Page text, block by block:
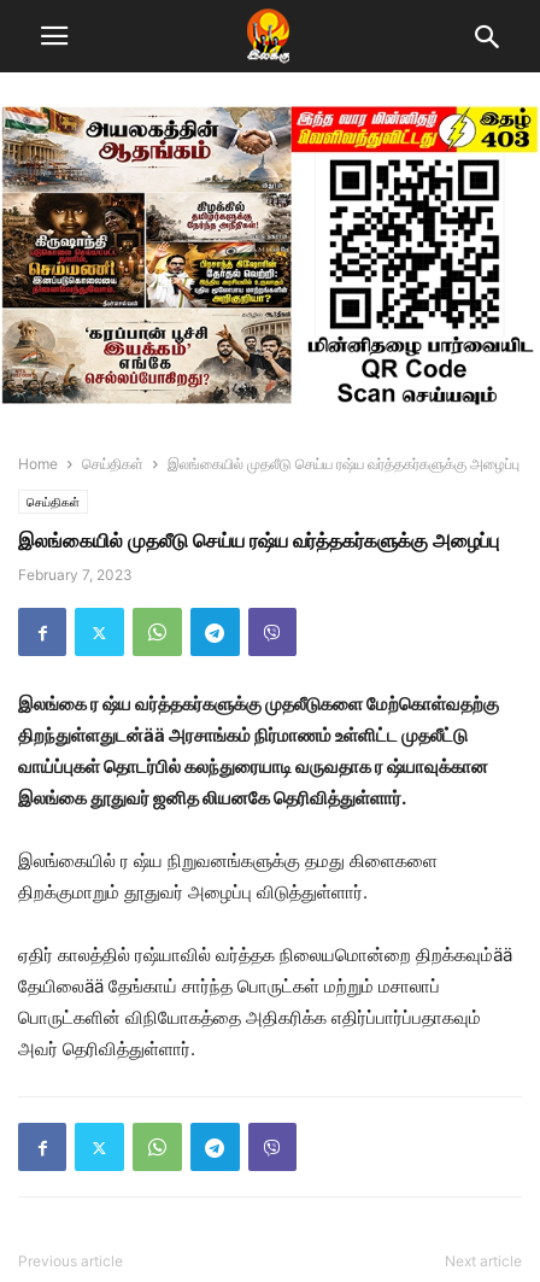
Home செய்திகள் இலங்கையில் முதலீடு செய்ய ரஷ்ய வர்த்தகர்களுக்கு அழைப்பு
செய்திகள்
இலங்கையில் முதலீடு செய்ய ரஷ்ய வர்த்தகர்களுக்கு அழைப்பு
February 7, 2023
இலங்கை ர ஷ்ய வர்த்தகர்களுக்கு முதலீடுகளை மேற்கொள்வதற்கு
திறந்துள்ளதுடன்ää அரசாங்கம் நிர்மாணம் உள்ளிட்ட முதலீட்டு
வாய்ப்புகள் தொடர்பில் கலந்துரையாடி வருவதாக ர ஷ்யாவுக்கான
இலங்கை தூதுவர் ஜனித லியனகே தெரிவித்துள்ளார்.
இலங்கையில் ர ஷ்ய நிறுவனங்களுக்கு தமது கிளைகளை
திறக்குமாறும் தூதுவர் அழைப்பு விடுத்துள்ளார்.
ஏதிர் காலத்தில் ரஷ்யாவில் வர்த்தக நிலையமொன்றை திறக்கவும்ää
தேயிலைää தேங்காய் சார்ந்த பொருட்கள் மற்றும் மசாலாப்
பொருட்களின் விநியோகத்தை அதிகரிக்க எதிர்ப்பார்ப்பதாகவும்
அவர் தெரிவித்துள்ளார்.
Previous article Next article